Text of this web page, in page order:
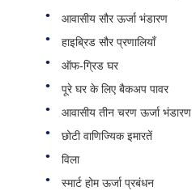
आवासीय सौर ऊर्जा भंडारण
हाइब्रिड सौर प्रणालियाँ
ऑफ-ग्रिड घर
पूरे घर के लिए बैकअप पावर
आवासीय तीन चरण ऊर्जा भंडारण
छोटी वाणिज्यिक इमारतें
विला
स्मार्ट होम ऊर्जा प्रबंधन